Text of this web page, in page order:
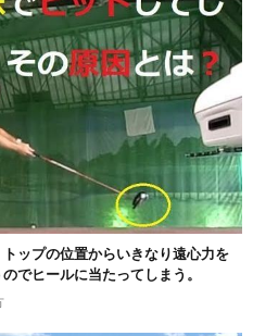
ップの位置からいきなり遠心力を
でヒールに当たってしまう。